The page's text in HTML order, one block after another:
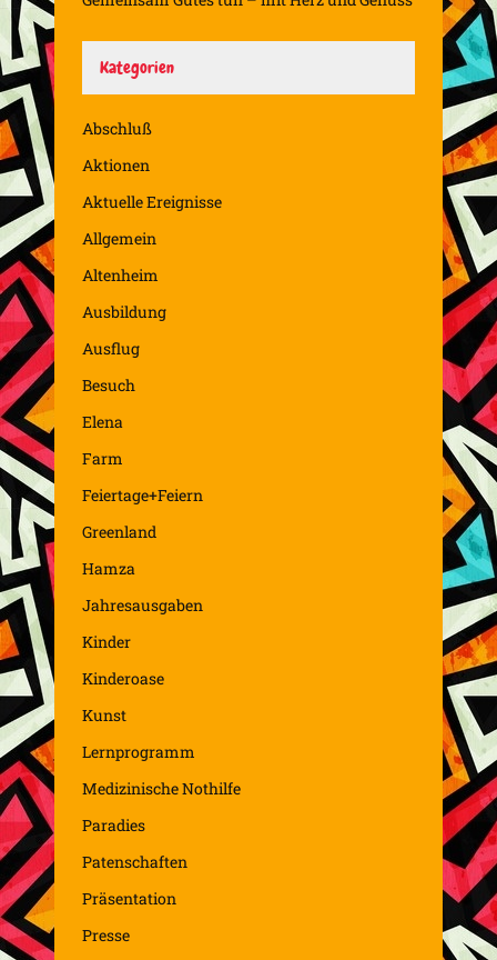
Kategorien
Abschluß
Aktionen
Aktuelle Ereignisse
Allgemein
Altenheim
Ausbildung
Ausflug
Besuch
Elena
Farm
Feiertage+Feiern
Greenland
Hamza
Jahresausgaben
Kinder
Kinderoase
Kunst
Lernprogramm
Medizinische Nothilfe
Paradies
Patenschaften
Präsentation
Presse